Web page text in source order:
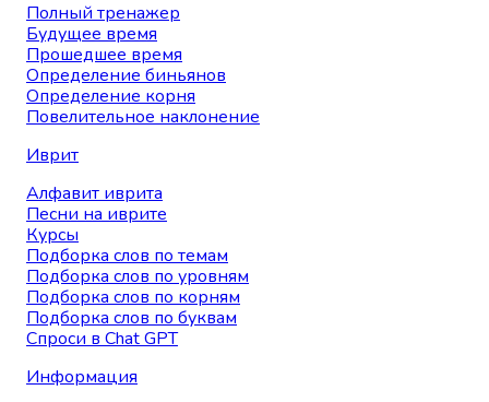
Полный тренажер
Будущее время
Прошедшее время
Определение биньянов
Определение корня
Повелительное наклонение
Иврит
Алфавит иврита
Песни на иврите
Курсы
Подборка слов по темам
Подборка слов по уровням
Подборка слов по корням
Подборка слов по буквам
Спроси в Chat GPT
Информация